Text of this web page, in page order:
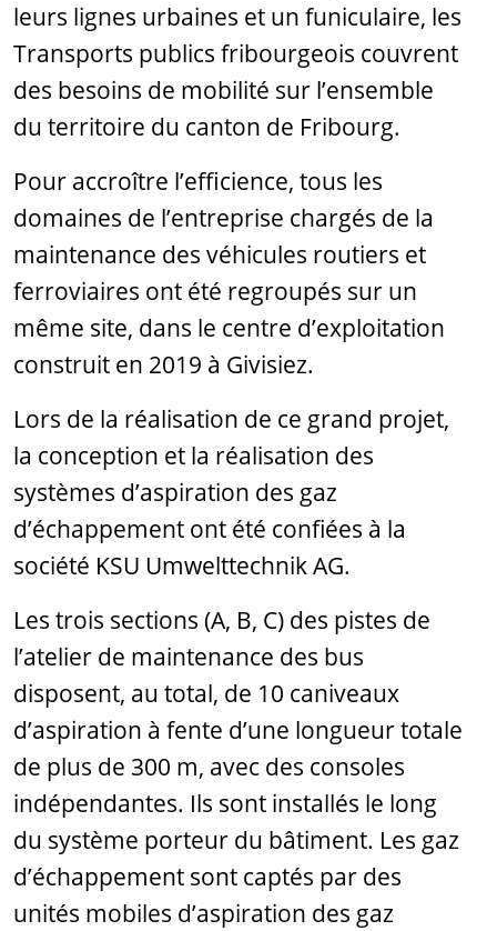
leurs lignes urbaines et un funiculaire, les
Transports publics fribourgeois couvrent
des besoins de mobilité sur l’ensemble
du territoire du canton de Fribourg.
Pour accroître l’efficience, tous les
domaines de l’entreprise chargés de la
maintenance des véhicules routiers et
ferroviaires ont été regroupés sur un
même site, dans le centre d’exploitation
construit en 2019 à Givisiez.
Lors de la réalisation de ce grand projet,
la conception et la réalisation des
systèmes d’aspiration des gaz
d’échappement ont été confiées à la
société KSU Umwelttechnik AG.
Les trois sections (A, B, C) des pistes de
l’atelier de maintenance des bus
disposent, au total, de 10 caniveaux
d’aspiration à fente d’une longueur totale
de plus de 300 m, avec des consoles
indépendantes. Ils sont installés le long
du système porteur du bâtiment. Les gaz
d’échappement sont captés par des
unités mobiles d’aspiration des gaz